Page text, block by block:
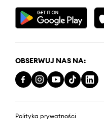
OBSERWUJ NAS NA:
Polityka prywatności